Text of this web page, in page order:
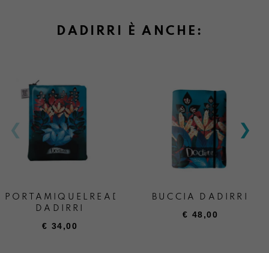
DADIRRI È ANCHE:
PORTAMIQUELREADER
DADIRRI
€ 34,00
BUCCIA DADIRRI
€ 48,00